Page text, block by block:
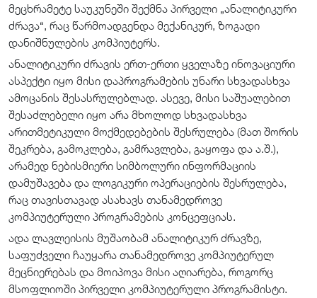
მეცხრამეტე საუკუნეში შექმნა პირველი „ანალიტიკური
ძრავა“, რაც წარმოადგენდა მექანიკურ, ზოგადი
დანიშნულების კომპიუტერს.
ანალიტიკური ძრავის ერთ-ერთი ყველაზე ინოვაციური
ასპექტი იყო მისი დაპროგრამების უნარი სხვადასხვა
ამოცანის შესასრულებლად. ასევე, მისი საშუალებით
შესაძლებელი იყო არა მხოლოდ სხვადასხვა
არითმეტიკული მოქმედებების შესრულება (მათ შორის
შეკრება, გამოკლება, გამრავლება, გაყოფა და ა.შ.),
არამედ ნებისმიერი სიმბოლური ინფორმაციის
დამუშავება და ლოგიკური ოპერაციების შესრულება,
რაც თავისთავად ასახავს თანამედროვე
კომპიუტერული პროგრამების კონცეფციას.
ადა ლავლეისის მუშაობამ ანალიტიკურ ძრავზე,
საფუძველი ჩაუყარა თანამედროვე კომპიუტერულ
მეცნიერებას და მოიპოვა მისი აღიარება, როგორც
მსოფლიოში პირველი კომპიუტერული პროგრამისტი.